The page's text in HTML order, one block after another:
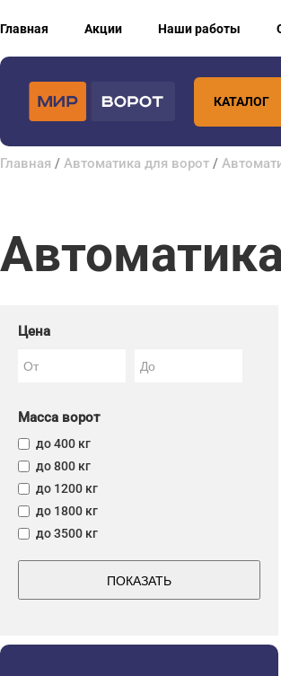
Главная Акции Наши работы
КАТАЛОГ
Главная / Автоматика для ворот /
Цена
Масса ворот
до 400 кг
до 800 кг
до 1200 кг
до 1800 кг
до 3500 кг
ПОКАЗАТЬ